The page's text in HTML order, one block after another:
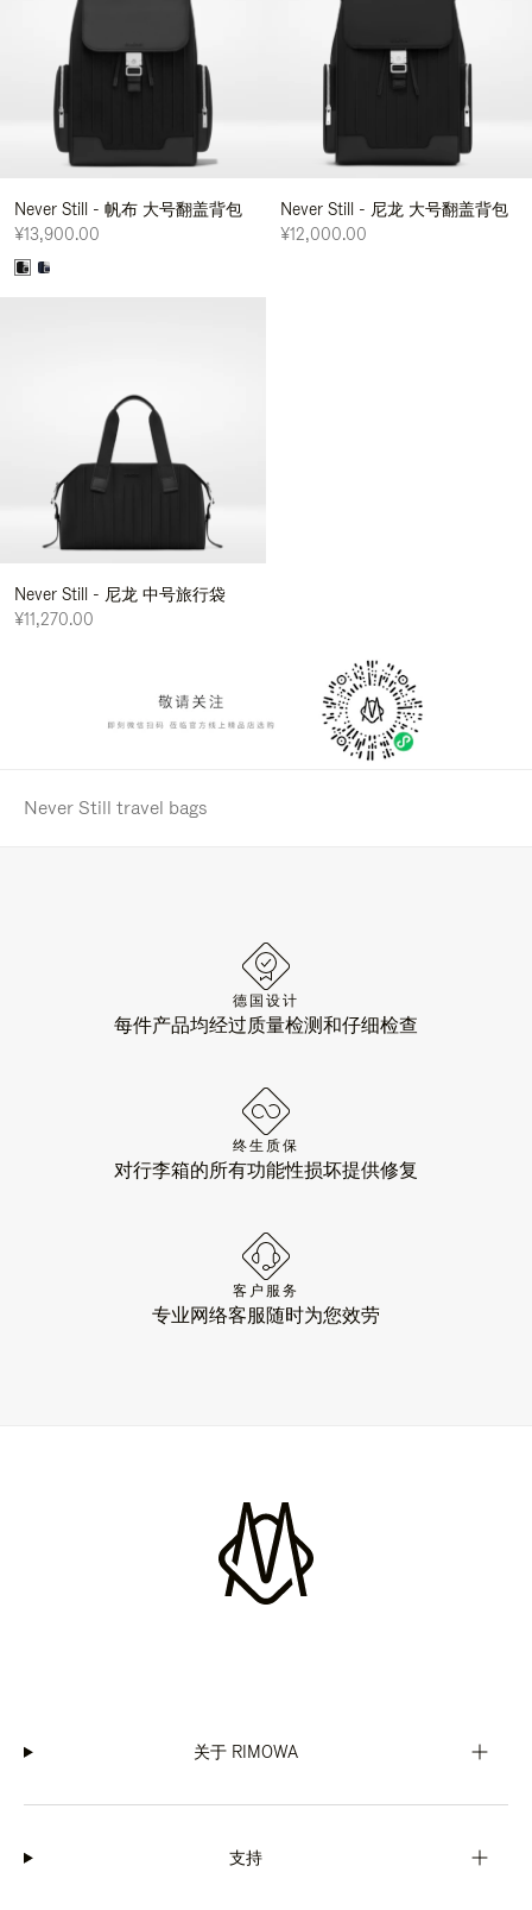
Never Still - 帆布 大号翻盖背包
¥13,900.00
Never Still - 尼龙 大号翻盖背包
¥12,000.00
Never Still - 尼龙 中号旅行袋
¥11,270.00
Never Still travel bags
德国设计
每件产品均经过质量检测和仔细检查
终生质保
对行李箱的所有功能性损坏提供修复
客户服务
专业网络客服随时为您效劳
关于 RIMOWA
支持